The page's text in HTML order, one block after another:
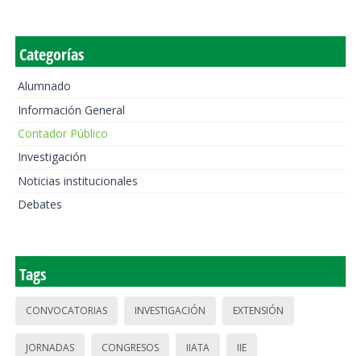
Categorías
Alumnado
Información General
Contador Público
Investigación
Noticias institucionales
Debates
Tags
CONVOCATORIAS INVESTIGACIÓN EXTENSIÓN
JORNADAS CONGRESOS IIATA IIE